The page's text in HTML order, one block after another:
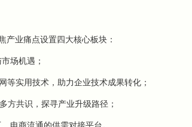
产业痛点设置四大核心板块：
场机遇；
实用技术，助力企业技术成果转化；
方共识，探寻产业升级路径；